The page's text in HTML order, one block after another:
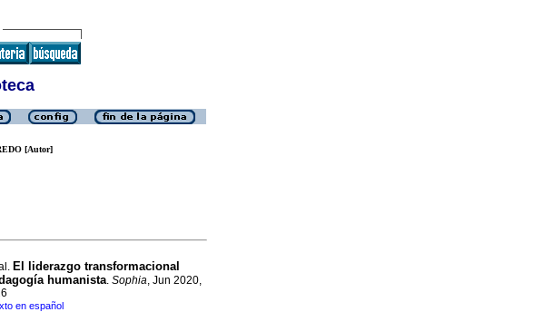
[Autor]
El liderazgo transformacional
humanista. Sophia, Jun 2020,
en español